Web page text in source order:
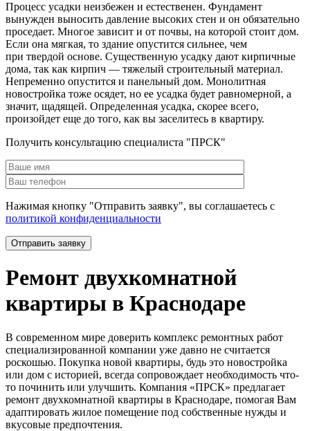
Процесс усадки неизбежен и естественен. Фундамент
вынужден выносить давление высоких стен и он обязательно
проседает. Многое зависит и от почвы, на которой стоит дом.
Если она мягкая, то здание опустится сильнее, чем
при твердой основе. Существенную усадку дают кирпичные
дома, так как кирпич — тяжелый строительный материал.
Непременно опустится и панельный дом. Монолитная
новостройка тоже осядет, но ее усадка будет равномерной, а
значит, щадящей. Определенная усадка, скорее всего,
произойдет еще до того, как вы заселитесь в квартиру.
Получить консультацию специалиста "ПРСК"
Нажимая кнопку "Отправить заявку", вы соглашаетесь с
политикой конфиденциальности
Ремонт двухкомнатной
квартиры в Краснодаре
В современном мире доверить комплекс ремонтных работ
специализированной компании уже давно не считается
роскошью. Покупка новой квартиры, будь это новостройка
или дом с историей, всегда сопровождает необходимость что-
то починить или улучшить. Компания «ПРСК» предлагает
ремонт двухкомнатной квартиры в Краснодаре, помогая Вам
адаптировать жилое помещение под собственные нужды и
вкусовые предпочтения.